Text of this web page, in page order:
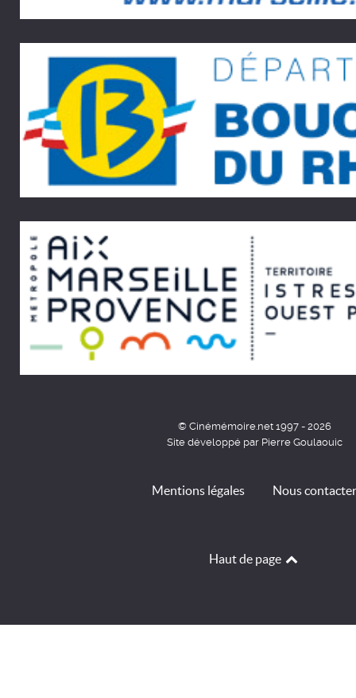
© Cinémémoire.net 1997 - 2026
Site développé par Pierre Goulaouic
Mentions légales Nous contacter
Haut de page